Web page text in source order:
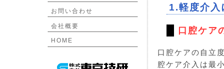
1.軽度介入
口腔ケア
口腔ケアの自立
腔ケア介入は最
お問い合わせ
会社概要
HOME